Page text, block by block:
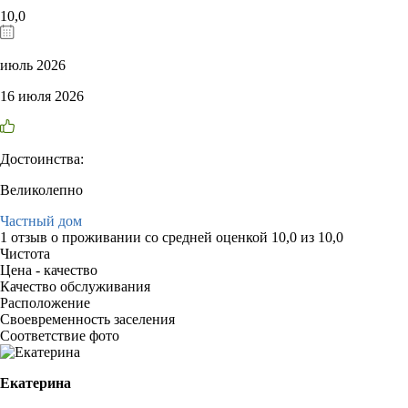
10,0
июль 2026
16 июля 2026
Достоинства:
Великолепно
Частный дом
1 отзыв о проживании со средней оценкой 10,0 из 10,0
Чистота
Цена - качество
Качество обслуживания
Расположение
Своевременность заселения
Соответствие фото
Екатерина